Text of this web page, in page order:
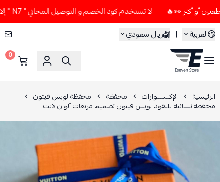
لا تستخدم كود الخصم و التوصيل المجاني " N7 " إلا إذا طلبت قطعتين أو أكثر 👀🔥
العربية
| ريال سعودي
ESEVEN STORE
0
الرئيسية الإكسسوارات محفظة محفظة لويس فيتون
محفظة نسائية للنقود لويس فيتون تصميم مربعات ألوان لايت